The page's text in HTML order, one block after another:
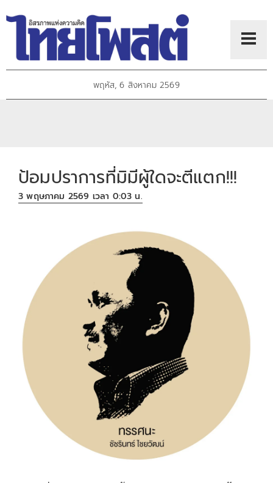
พฤหัส, 6 สิงหาคม 2569
ป้อมปราการที่มิมีผู้ใดจะตีแตก!!!
3 พฤษภาคม 2569 เวลา 0:03 น.